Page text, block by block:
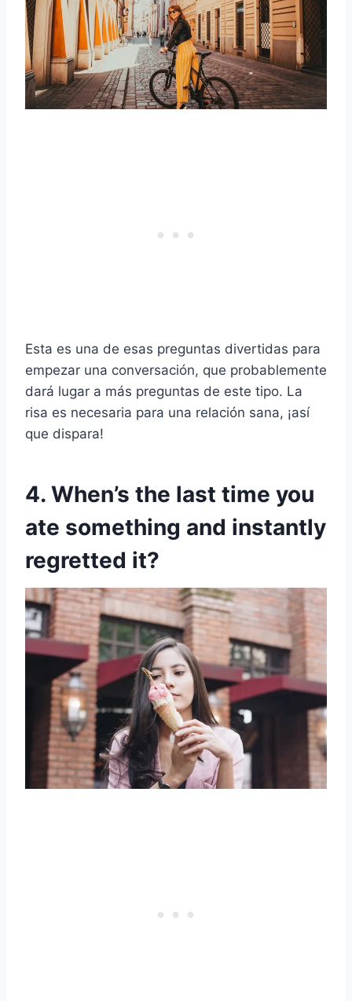
Esta es una de esas preguntas divertidas para
empezar una conversación, que probablemente
dará lugar a más preguntas de este tipo. La
risa es necesaria para una relación sana, ¡así
que dispara!
4. When’s the last time you
ate something and instantly
regretted it?